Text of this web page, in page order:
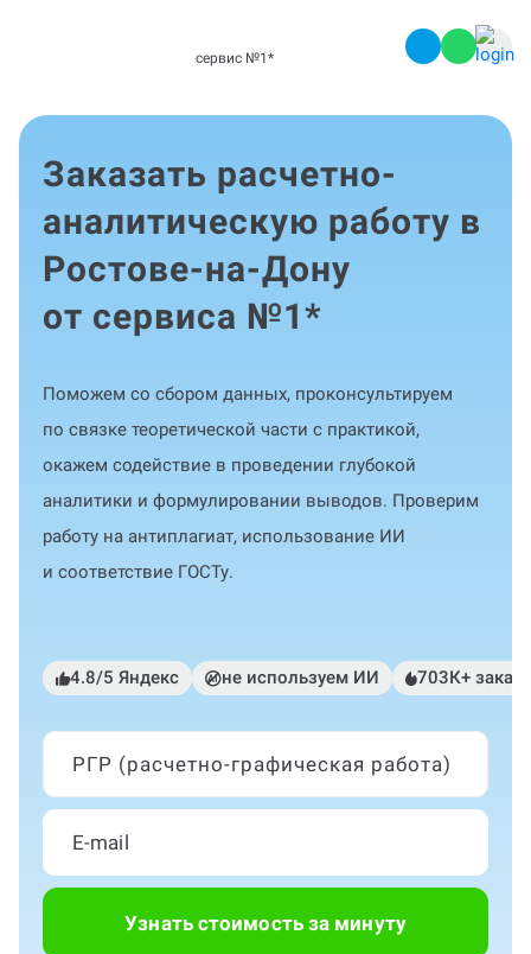
сервис №1 *
Заказать расчетно-
аналитическую работу в
Ростове-на-Дону
от сервиса №1*
Поможем со сбором данных, проконсультируем
по связке теоретической части с практикой,
окажем содействие в проведении глубокой
аналитики и формулировании выводов. Проверим
работу на антиплагиат, использование ИИ
и соответствие ГОСТу.
4.8/5 Яндекс не используем ИИ 703К+
РГР (расчетно-графическая работа)
Узнать стоимость за минуту